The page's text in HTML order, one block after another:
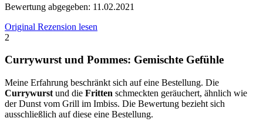
Bewertung abgegeben: 11.02.2021
Original Rezension lesen
2
Currywurst und Pommes: Gemischte Gefühle
Meine Erfahrung beschränkt sich auf eine Bestellung. Die
Currywurst und die Fritten schmeckten geräuchert, ähnlich wie
der Dunst vom Grill im Imbiss. Die Bewertung bezieht sich
ausschließlich auf diese eine Bestellung.